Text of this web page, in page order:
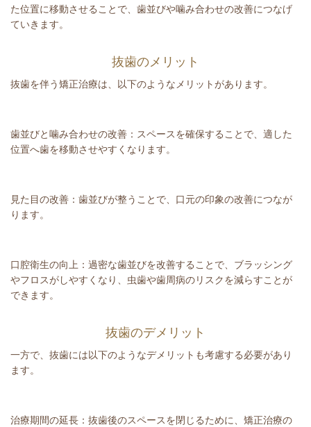
た位置に移動させることで、歯並びや噛み合わせの改善につなげ
ていきます。
抜歯のメリット
抜歯を伴う矯正治療は、以下のようなメリットがあります。
歯並びと噛み合わせの改善：スペースを確保することで、適した
位置へ歯を移動させやすくなります。
見た目の改善：歯並びが整うことで、口元の印象の改善につなが
ります。
口腔衛生の向上：過密な歯並びを改善することで、ブラッシング
やフロスがしやすくなり、虫歯や歯周病のリスクを減らすことが
できます。
抜歯のデメリット
一方で、抜歯には以下のようなデメリットも考慮する必要があり
ます。
治療期間の延長：抜歯後のスペースを閉じるために、矯正治療の